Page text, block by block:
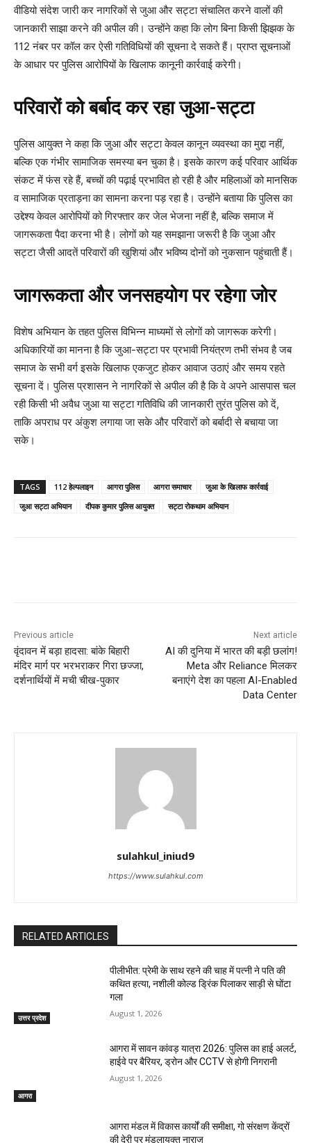
वीडियो संदेश जारी कर नागरिकों से जुआ और सट्टा संचालित करने वालों की
जानकारी साझा करने की अपील की। उन्होंने कहा कि लोग बिना किसी झिझक के
112 नंबर पर कॉल कर ऐसी गतिविधियों की सूचना दे सकते हैं। प्राप्त सूचनाओं
के आधार पर पुलिस आरोपियों के खिलाफ कानूनी कार्रवाई करेगी।
परिवारों को बर्बाद कर रहा जुआ-सट्टा
पुलिस आयुक्त ने कहा कि जुआ और सट्टा केवल कानून व्यवस्था का मुद्दा नहीं,
बल्कि एक गंभीर सामाजिक समस्या बन चुका है। इसके कारण कई परिवार आर्थिक
संकट में फंस रहे हैं, बच्चों की पढ़ाई प्रभावित हो रही है और महिलाओं को मानसिक
व सामाजिक प्रताड़ना का सामना करना पड़ रहा है। उन्होंने बताया कि पुलिस का
उद्देश्य केवल आरोपियों को गिरफ्तार कर जेल भेजना नहीं है, बल्कि समाज में
जागरूकता पैदा करना भी है। लोगों को यह समझाना जरूरी है कि जुआ और
सट्टा जैसी आदतें परिवारों की खुशियां और भविष्य दोनों को नुकसान पहुंचाती हैं।
जागरूकता और जनसहयोग पर रहेगा जोर
विशेष अभियान के तहत पुलिस विभिन्न माध्यमों से लोगों को जागरूक करेगी।
अधिकारियों का मानना है कि जुआ-सट्टा पर प्रभावी नियंत्रण तभी संभव है जब
समाज के सभी वर्ग इसके खिलाफ एकजुट होकर आवाज उठाएं और समय रहते
सूचना दें। पुलिस प्रशासन ने नागरिकों से अपील की है कि वे अपने आसपास चल
रही किसी भी अवैध जुआ या सट्टा गतिविधि की जानकारी तुरंत पुलिस को दें,
ताकि अपराध पर अंकुश लगाया जा सके और परिवारों को बर्बादी से बचाया जा
सके।
TAGS 112 हेल्पलाइन आगरा पुलिस आगरा समाचार
जुआ के खिलाफ कार्रवाई
जुआ सट्टा अभियान
दीपक कुमार पुलिस आयुक्त सट्टा रोकथाम अभियान
Previous article
वृंदावन में बड़ा हादसा: बांके बिहारी
मंदिर मार्ग पर भरभराकर गिरा छज्जा,
दर्शनार्थियों में मची चीख-पुकार
Next article
AI की दुनिया में भारत की बड़ी छलांग!
Meta और Reliance मिलकर
बनाएंगे देश का पहला AI-Enabled
Data Center
sulahkul_iniud9
https://www.sulahkul.com
RELATED ARTICLES
उत्तर प्रदेश
पीलीभीत: प्रेमी के साथ रहने की चाह में पत्नी ने पति की
कथित हत्या, नशीली कोल्ड ड्रिंक पिलाकर साड़ी से घोंटा
गला
August 1, 2026
आगरा
आगरा में सावन कांवड़ यात्रा 2026: पुलिस का हाई अलर्ट,
हाईवे पर बैरियर, ड्रोन और CCTV से होगी निगरानी
August 1, 2026
आगरा मंडल में विकास कार्यों की समीक्षा, गो संरक्षण केंद्रों
की देरी पर मंडलायुक्त नाराज